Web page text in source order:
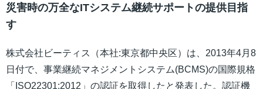
災害時の万全なITシステム継続サポートの提供目指
す
株式会社ビーティス（本社:東京都中央区）は、2013年4月8
日付で、事業継続マネジメントシステム(BCMS)の国際規格
「ISO22301:2012」の認証を取得したと発表した。認証機